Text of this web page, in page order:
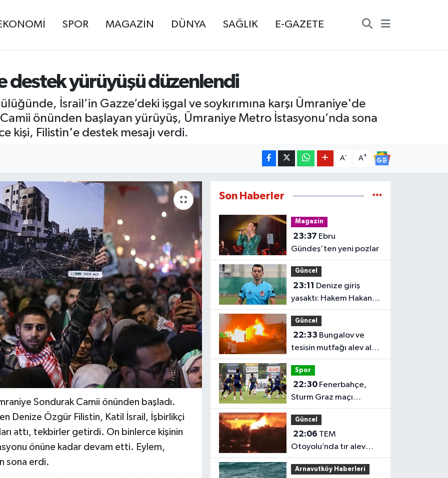
SPOR MAGAZİN DÜNYA SAĞLIK E-GAZETE
destek yürüyüşü düzenlendi
İsrail’in Gazze’deki işgal ve soykırımına karşı Ümraniye'de
önünden başlayan yürüyüş, Ümraniye Metro İstasyonu’nda sona
kişi, Filistin'e destek mesajı verdi.
A- A+
Sondurak Camii önünden başladı.
Denize Özgür Filistin, Katil İsrail, İşbirlikçi
attı, tekbirler getirdi. On binlerce kişinin
önüne kadar devam etti. Eylem,
sona erdi.
Son Haberler
Magazin
23:37
Gündeş'ten yeni pozlar
Güncel
23:11
yasaktı: Hakem Hakan
Ergin hayatını kaybetti
Güncel
22:33
tesisin mutfağı alev alev
yandı
Spor
22:30Fenerbahçe,
Sturm Graz maçı
hazırlıklarını sürdürdü
Güncel
22:06
Otoyolu’nda tır alev
alev yandı
Arnavutköy Haberleri